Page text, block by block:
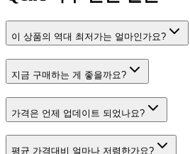
이 상품의 역대 최저가는 얼마인가요?
지금 구매하는 게 좋을까요?
가격은 언제 업데이트 되었나요?
평균 가격대비 얼마나 저렴한가요?